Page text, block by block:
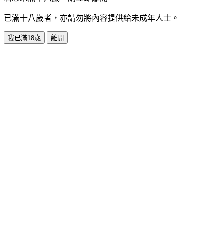
已滿十八歲者，亦請勿將內容提供給未成年人士。
我已滿18歲 離開